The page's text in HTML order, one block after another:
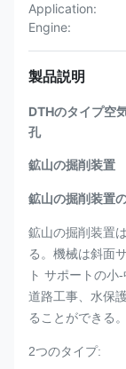
Application:
Engine:
製品説明
DTHのタイプ空
孔
鉱山の掘削装置
鉱山の掘削装置
鉱山の掘削装置
る。機械は斜面
ト サポートの小
道路工事、水保
ることができる。
2つのタイプ: